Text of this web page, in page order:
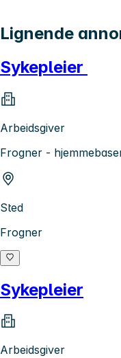
Lignende
Sykepleier
Arbeidsgiver
Frogner -
Sted
Frogner
Sykepleier
Arbeidsgiver